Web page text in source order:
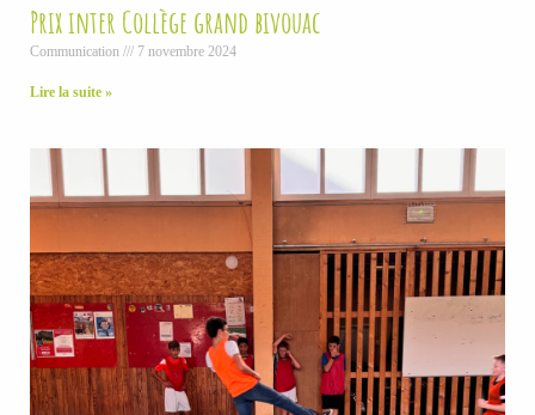
Prix inter Collège grand bivouac
Communication 7 novembre 2024
Lire la suite »